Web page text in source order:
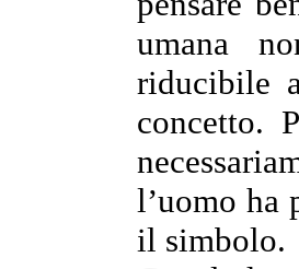
umana
riducibile
concetto.
l’uomo ha
il simbolo.